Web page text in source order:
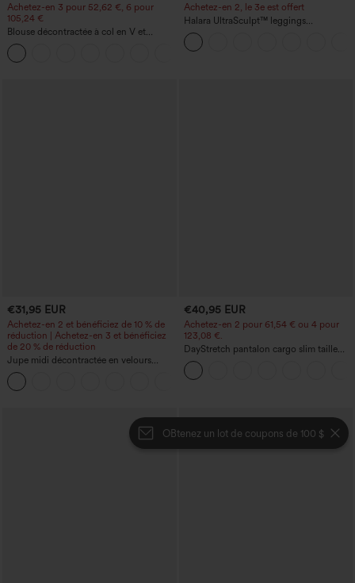
OBtenez un lot de coupons de 100 $
Achetez-en 3 pour 52,62 €, 6 pour
105,24 €
Blouse décontractée à col en V et
manches courtes bouffantes
Achetez-en 2, le 3e est offert
Halara UltraSculpt™ leggings
d'entraînement taille haute — fronces
liftantes pour le fessier, maintien gainant
du ventre et poche
€31,95 EUR
Achetez-en 2 et bénéficiez de 10 % de
réduction | Achetez-en 3 et bénéficiez
de 20 % de réduction
Jupe midi décontractée en velours
côtelé, taille mi-haute, poches avant
latérales à rabat
€40,95 EUR
Achetez-en 2 pour 61,54 € ou 4 pour
123,08 €.
DayStretch pantalon cargo slim taille
haute, poches zippées, uni